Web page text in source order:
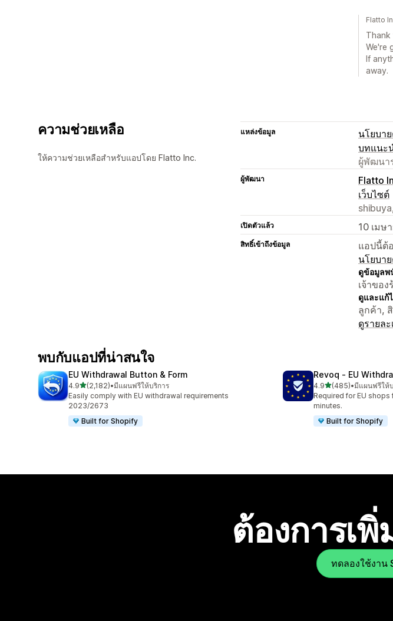
Flatto
Thank
We're
If
away.
ความช่วยเหลือ
ให้ความช่วยเหลือสำหรับแอปโดย Flatto Inc.
แหล่งข้อมูล
นโยบา
บทแนะ
ผู้พัฒนา
ผู้พัฒนา
Flatto
เว็บไซต์
เปิดตัวแล้ว 10 เมษ
สิทธิ์เข้าถึงข้อมูล
แอปนี้ต้
นโยบา
ดูข้อมูลพ
เจ้าของ
ดูและแก้
ลูกค้า,
ดูรายละ
พบกับแอปที่น่าสนใจ
EU Withdrawal Button & Form
4.9เต็ม 5 ดาว
(2,182)
ทั้งหมด 2182 รีวิว
•มีแผนฟรีให้บริการ
Easily comply with EU withdrawal requirements
2023/2673
Built for Shopify
Revoq ‑ EU
4.9เต็ม 5 ดาว
(485)
ทั้งหมด 485 รีวิว
•มีแผนฟรีให้
Required for EU shops
minutes.
Built for Shopify
ต้องการเ
ทดลองใช้งาน